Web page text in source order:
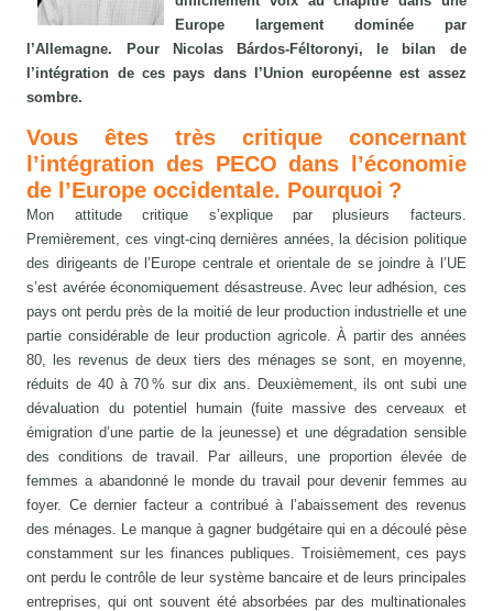
Europe largement dominée par
l’Allemagne. Pour Nicolas Bárdos-Féltoronyi, le bilan de
l’intégration de ces pays dans l’Union européenne est assez
sombre.
Vous êtes très critique concernant
l’intégration des PECO dans l’économie
de l’Europe occidentale. Pourquoi ?
Mon attitude critique s’explique par plusieurs facteurs.
Premièrement, ces vingt-cinq dernières années, la décision politique
des dirigeants de l’Europe centrale et orientale de se joindre à l’UE
s’est avérée économiquement désastreuse. Avec leur adhésion, ces
pays ont perdu près de la moitié de leur production industrielle et une
partie considérable de leur production agricole. À partir des années
80, les revenus de deux tiers des ménages se sont, en moyenne,
réduits de 40 à 70 % sur dix ans. Deuxièmement, ils ont subi une
dévaluation du potentiel humain (fuite massive des cerveaux et
émigration d’une partie de la jeunesse) et une dégradation sensible
des conditions de travail. Par ailleurs, une proportion élevée de
femmes a abandonné le monde du travail pour devenir femmes au
foyer. Ce dernier facteur a contribué à l’abaissement des revenus
des ménages. Le manque à gagner budgétaire qui en a découlé pèse
constamment sur les finances publiques. Troisièmement, ces pays
ont perdu le contrôle de leur système bancaire et de leurs principales
entreprises, qui ont souvent été absorbées par des multinationales